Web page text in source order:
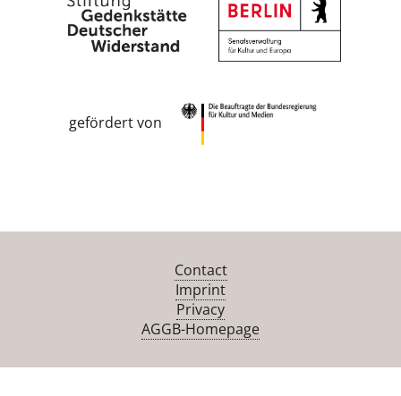
gefördert von
Contact
Imprint
Privacy
AGGB-Homepage